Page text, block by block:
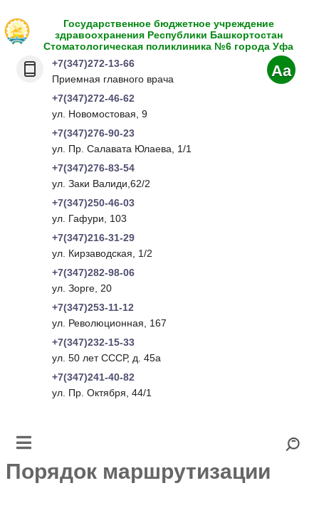
Государственное бюджетное учреждение
здравоохранения Республики Башкортостан
Стоматологическая поликлиника №6 города Уфа
+7(347)272-13-66
Приемная главного врача
+7(347)272-46-62
ул. Новомостовая, 9
+7(347)276-90-23
ул. Пр. Салавата Юлаева, 1/1
+7(347)276-83-54
ул. Заки Валиди,62/2
+7(347)250-46-03
ул. Гафури, 103
+7(347)216-31-29
ул. Кирзаводская, 1/2
+7(347)282-98-06
ул. Зорге, 20
+7(347)253-11-12
ул. Революционная, 167
+7(347)232-15-33
ул. 50 лет СССР, д. 45а
+7(347)241-40-82
ул. Пр. Октября, 44/1
Aa
Порядок маршрутизации